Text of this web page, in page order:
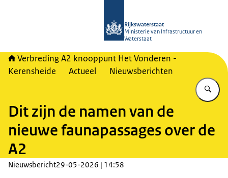
Rijkswaterstaat
Ministerie van Infrastructuur en
Waterstaat
Verbreding A2 knooppunt Het Vonderen -
Kerensheide
Actueel Nieuwsberichten
Dit zijn de namen van de
nieuwe faunapassages over de
A2
Nieuwsbericht29-05-2026 | 14:58